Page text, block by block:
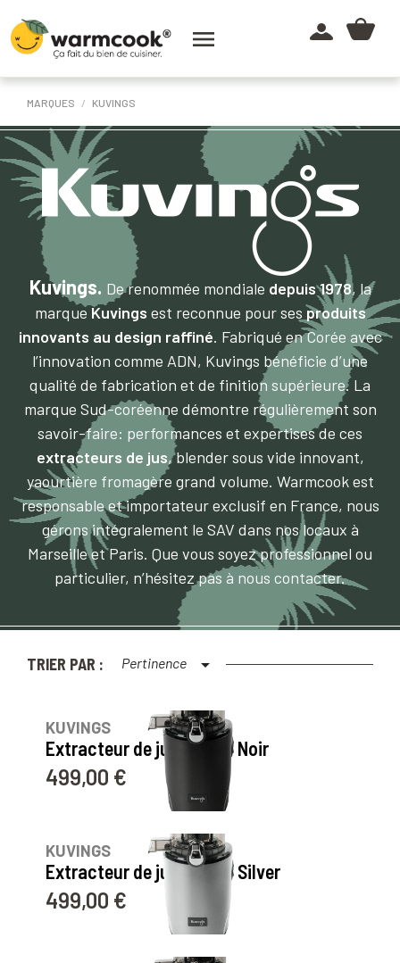

MARQUES KUVINGS
Kuvings. De renommée mondiale depuis 1978, la
marqueKuvings est reconnue pour sesproduits
innovants au design raffiné. Fabriqué en Corée avec
l’innovation comme ADN, Kuvings bénéficie d’une
qualité de fabrication et de finition supérieure. La
marque Sud-coréenne démontre régulièrement son
savoir-faire: performances et expertises de ces
extracteurs de jus, blender sous vide innovant,
yaourtière fromagère grand volume. Warmcook est
responsable et importateur exclusif en France, nous
gérons intégralement le SAV dans nos locaux à
Marseille et Paris. Que vous soyez professionnel ou
particulier, n’hésitez pas à nous contacter.
TRIER PAR : Pertinence 
KUVINGS
Extracteur de jus AUTO8 Noir
Prix
499,00 €
10
KUVINGS
Extracteur de jus AUTO8 Silver
Prix
499,00 €
10